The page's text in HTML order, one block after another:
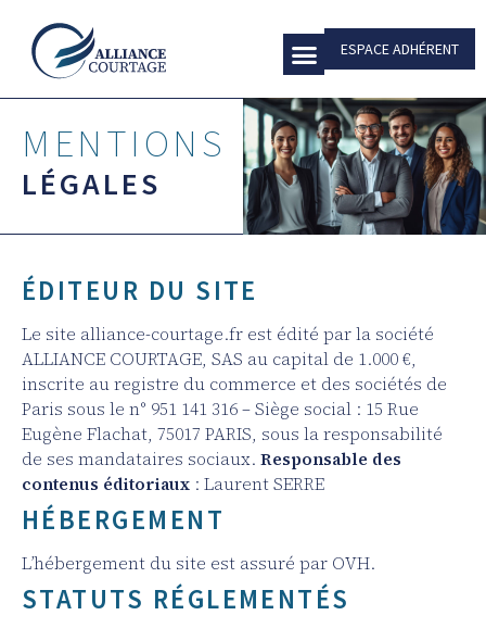
ESPACE ADHÉRENT
MENTIONS
LÉGALES
ÉDITEUR DU SITE
Le site alliance-courtage.fr est édité par la société
ALLIANCE COURTAGE, SAS au capital de 1.000 €,
inscrite au registre du commerce et des sociétés de
Paris sous le n° 951 141 316 – Siège social : 15 Rue
Eugène Flachat, 75017 PARIS, sous la responsabilité
de ses mandataires sociaux. Responsable des
contenus éditoriaux : Laurent SERRE
HÉBERGEMENT
L’hébergement du site est assuré par OVH.
STATUTS RÉGLEMENTÉS